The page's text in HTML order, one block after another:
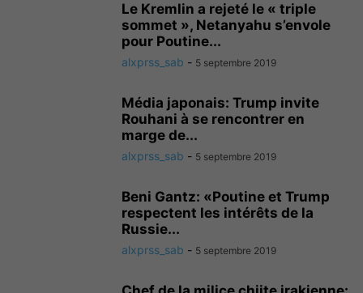
Le Kremlin a rejeté le « triple
sommet », Netanyahu s’envole
pour Poutine...
alxprss_sab - 5 septembre 2019
Média japonais: Trump invite
Rouhani à se rencontrer en
marge de...
alxprss_sab - 5 septembre 2019
Beni Gantz: «Poutine et Trump
respectent les intérêts de la
Russie...
alxprss_sab - 5 septembre 2019